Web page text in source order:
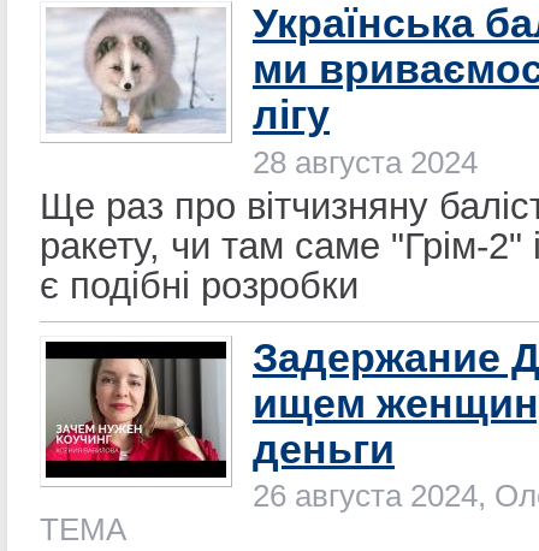
Українська
ми
лігу
28 августа 2024
Ще раз про вітчизняну
ракету, чи там саме "Грім-2"
є подібні розробки
Задержание
ищем
деньги
26 августа 2024,
ТЕМА